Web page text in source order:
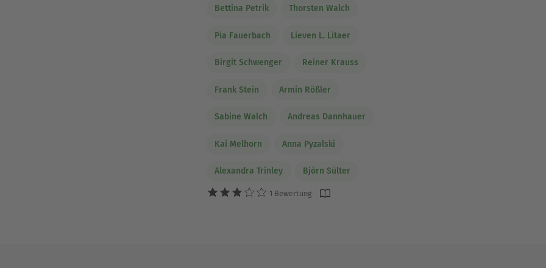
Bettina Petrik Thorsten Walch
Pia Fauerbach Lieven L. Litaer
Birgit Schwenger Reiner Krauss
Frank Stein Armin Rößler
Sabine Walch Andreas Dannhauer
Kai Melhorn Anna Pyzalski
Alexandra Trinley Björn Sülter
1 Bewertung